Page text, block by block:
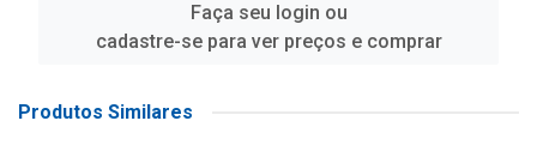
Faça seu login ou
cadastre-se para ver preços e comprar
Produtos Similares